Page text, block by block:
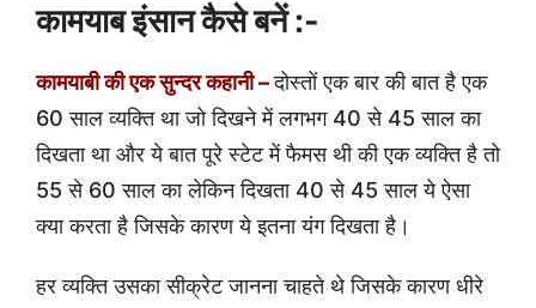
कामयाब इंसान कैसे बनें :-
कामयाबी की एक सुन्दर कहानी –दोस्तों एक बार की बात है एक
60 साल व्यक्ति था जो दिखने में लगभग 40 से 45 साल का
दिखता था और ये बात पूरे स्टेट में फैमस थी की एक व्यक्ति है तो
55 से 60 साल का लेकिन दिखता 40 से 45 साल ये ऐसा
क्या करता है जिसके कारण ये इतना यंग दिखता है।
हर व्यक्ति उसका सीक्रेट जानना चाहते थे जिसके कारण धीरे